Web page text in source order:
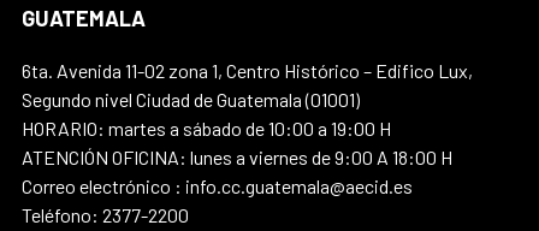
GUATEMALA
6ta. Avenida 11-02 zona 1, Centro Histórico – Edifico Lux,
Segundo nivel Ciudad de Guatemala (01001)
HORARIO: martes a sábado de 10:00 a 19:00 H
ATENCIÓN OFICINA: lunes a viernes de 9:00 A 18:00 H
Correo electrónico : info.cc.guatemala@aecid.es
Teléfono: 2377-2200